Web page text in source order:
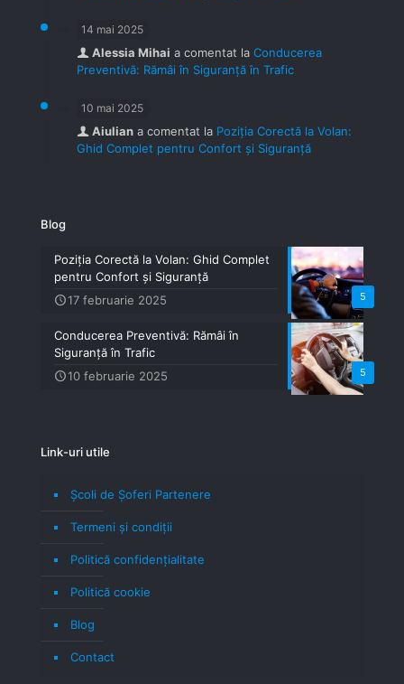
14 mai 2025
Alessia Mihai a comentat la Conducerea
Preventivă: Rămâi în Siguranță în Trafic
10 mai 2025
Aiulian a comentat la Poziția Corectă la Volan:
Ghid Complet pentru Confort și Siguranță
Blog
5
Poziția Corectă la Volan: Ghid Complet
pentru Confort și Siguranță
17 februarie 2025
5
Conducerea Preventivă: Rămâi în
Siguranță în Trafic
10 februarie 2025
Link-uri utile
Școli de Șoferi Partenere
Termeni şi condiţii
Politică confidenţialitate
Politică cookie
Blog
Contact